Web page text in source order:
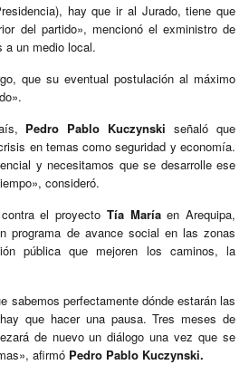
hay que ir al Jurado, tiene que
del partido», mencionó el exministro de
a un medio local.
que su eventual postulación al máximo
Pedro Pablo Kuczynski señaló que
en temas como seguridad y economía.
y necesitamos que se desarrolle ese
consideró.
el proyecto Tía Maríaen Arequipa,
programa de avance social en las zonas
pública que mejoren los caminos, la
sabemos perfectamente dónde estarán las
que hacer una pausa. Tres meses de
de nuevo un diálogo una vez que se
afirmó Pedro Pablo Kuczynski.